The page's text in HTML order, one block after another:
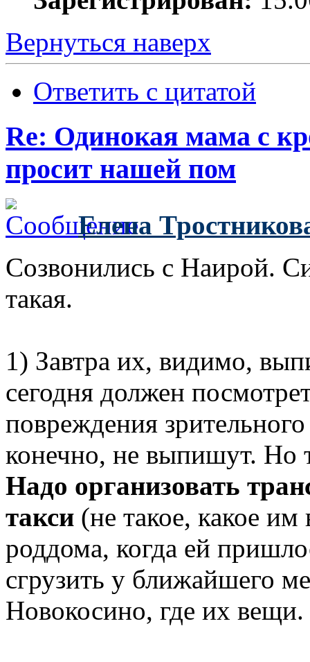
Вернуться наверх
Ответить с цитатой
Re: Одинокая мама с
просит нашей пом
Елена
Созвонились с Наирой.
такая.
1) Завтра их, видимо,
сегодня должен
повреждения
конечно, не выпишут. Но
Надо организовать
такси (не такое, какое
роддома, когда ей
сгрузить у ближайшего
Новокосино, где их вещи.